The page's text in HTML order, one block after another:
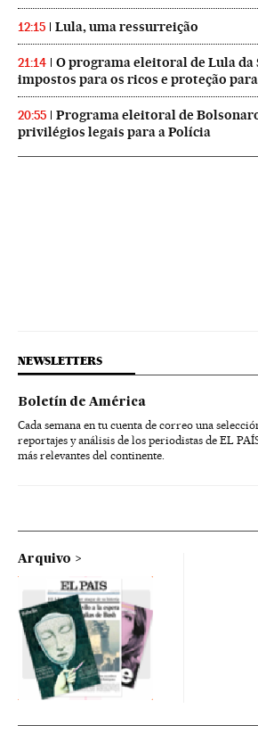
12:15 Lula, uma ressurreição
21:14
O programa eleitoral de Lula da
impostos para os ricos e proteção
20:55
Programa eleitoral de
privilégios legais para a Polícia
NEWSLETTERS
Boletín de América
Cada semana en tu cuenta de correo una
reportajes y análisis de los periodistas de EL
más relevantes del continente.
Arquivo